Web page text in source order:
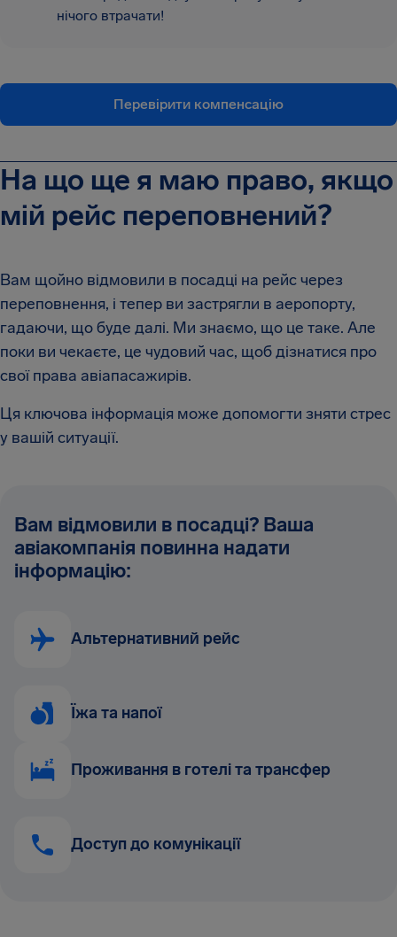
нічого втрачати!
Перевірити компенсацію
На що ще я маю право, якщо
мій рейс переповнений?
Вам щойно відмовили в посадці на рейс через
переповнення, і тепер ви застрягли в аеропорту,
гадаючи, що буде далі. Ми знаємо, що це таке. Але
поки ви чекаєте, це чудовий час, щоб дізнатися про
свої права авіапасажирів.
Ця ключова інформація може допомогти зняти стрес
у вашій ситуації.
Вам відмовили в посадці? Ваша
авіакомпанія повинна надати
інформацію:
Альтернативний рейс
Їжа та напої
Проживання в готелі та трансфер
Доступ до комунікації